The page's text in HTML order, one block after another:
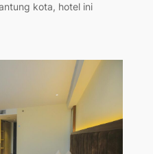
kota, hotel ini